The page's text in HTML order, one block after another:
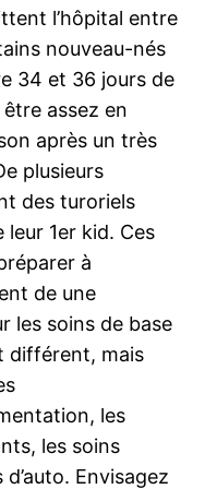
l’hôpital entre
nouveau-nés
34 et 36 jours de
assez en
après un très
plusieurs
des turoriels
1er kid. Ces
à
de une
les soins de base
différent, mais
les
les soins
Envisagez